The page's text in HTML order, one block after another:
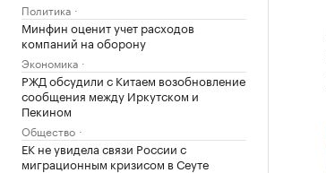
Политика
Минфин оценит учет расходов
компаний на оборону
Экономика
РЖД обсудили с Китаем возобновление
сообщения между Иркутском и
Пекином
Общество
ЕК не увидела связи России с
миграционным кризисом в Сеуте